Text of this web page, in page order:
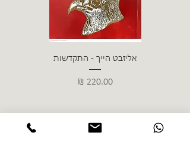
אליזבט הייך - התקדשות
מחיר